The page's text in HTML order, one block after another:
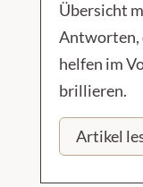
Übersicht
Antworten,
helfen im
brillieren.
Artikel